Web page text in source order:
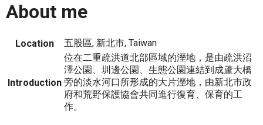
About me
Location 五股區, 新北市, Taiwan
Introduction
位在二重疏洪道北部區域的溼地，是由疏洪沼
澤公園、圳邊公園、生態公園連結到成蘆大橋
旁的淡水河口所形成的大片溼地，由新北市政
府和荒野保護協會共同進行復育、保育的工
作。